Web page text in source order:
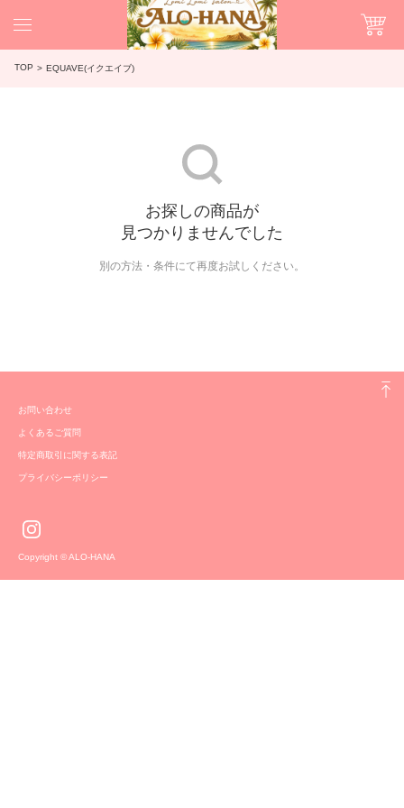
TOP EQUAVE(イクエイブ)
お探しの商品が
見つかりませんでした
別の方法・条件にて再度お試しください。
お問い合わせ
よくあるご質問
特定商取引に関する表記
プライバシーポリシー
Copyright © ALO-HANA